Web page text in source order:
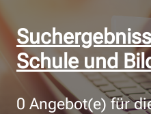
Schule und
0 Angebot(e) für